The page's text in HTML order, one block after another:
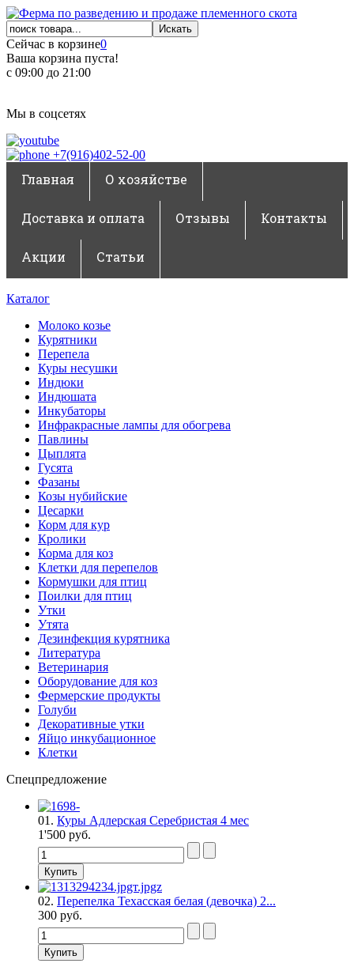
Сейчас в корзине0
Ваша корзина пуста!
с 09:00 до 21:00
Мы в соцсетях
+7(916)402-52-00
Главная О хозяйстве
Доставка и оплата Отзывы Контакты
Акции Статьи
Каталог
Молоко козье
Курятники
Перепела
Куры несушки
Индюки
Индюшата
Инкубаторы
Инфракрасные лампы для обогрева
Павлины
Цыплята
Гусята
Фазаны
Козы нубийские
Цесарки
Корм для кур
Кролики
Корма для коз
Клетки для перепелов
Кормушки для птиц
Поилки для птиц
Утки
Утята
Дезинфекция курятника
Литература
Ветеринария
Оборудование для коз
Фермерские продукты
Голуби
Декоративные утки
Яйцо инкубационное
Клетки
Спецпредложение
01. Куры Адлерская Серебристая 4 мес
1'500 руб.
02. Перепелка Техасская белая (девочка) 2...
300 руб.